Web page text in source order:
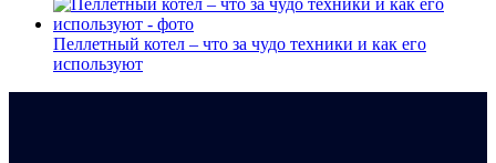
Пеллетный котел – что за чудо техники и как его
используют